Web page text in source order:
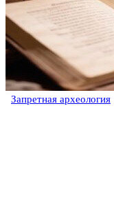
Запретная археология